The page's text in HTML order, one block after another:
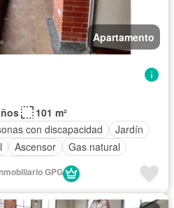
Apartamento
101 m²
con discapacidad
Jardín
Ascensor
Gas natural
GPG